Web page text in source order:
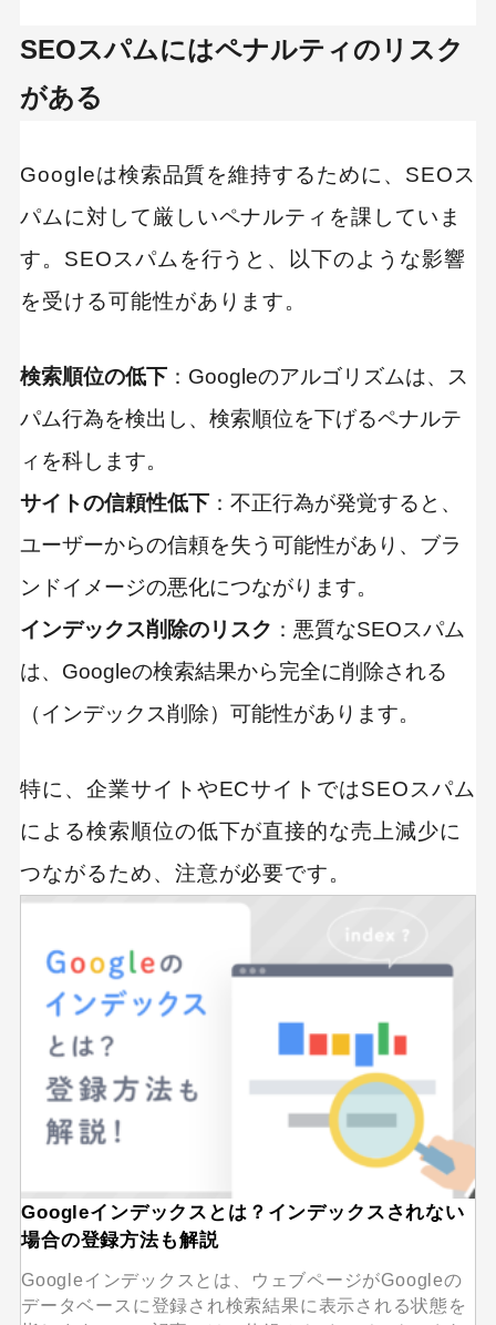
キーワードから記事を検索
カテゴリーから記事を検索
検索する
人気のキーワード
Googleアナリティクス
Google広告
SEOスパムにはペナルティのリスク
がある
Googleは検索品質を維持するために、SEOス
パムに対して厳しいペナルティを課していま
す。SEOスパムを行うと、以下のような影響
を受ける可能性があります。
検索順位の低下：Googleのアルゴリズムは、ス
パム行為を検出し、検索順位を下げるペナルテ
ィを科します。
サイトの信頼性低下：不正行為が発覚すると、
ユーザーからの信頼を失う可能性があり、ブラ
ンドイメージの悪化につながります。
インデックス削除のリスク ：悪質なSEOスパム
は、Googleの検索結果から完全に削除される
（インデックス削除）可能性があります。
特に、企業サイトやECサイトではSEOスパム
による検索順位の低下が直接的な売上減少に
つながるため、注意が必要です。
Googleインデックスとは？インデックスされない
場合の登録方法も解説
Googleインデックスとは、ウェブページがGoogleの
データベースに登録され検索結果に表示される状態を